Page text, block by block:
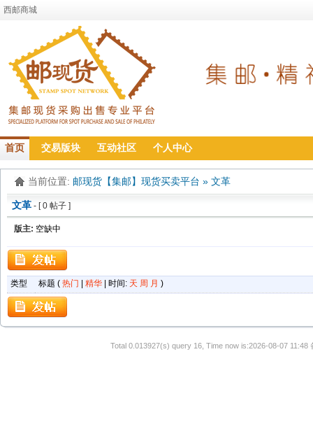
西邮商城
首页 交易版块 互动社区 个人中心
当前位置: 邮现货【集邮】现货买卖平台 » 文革
文革 - [ 0 帖子 ]
版主: 空缺中
类型 标题 ( 热门 精华 | 时间: 天 周 月 )
Total 0.013927(s) query 16, Time now is:2026-08-07 11:48